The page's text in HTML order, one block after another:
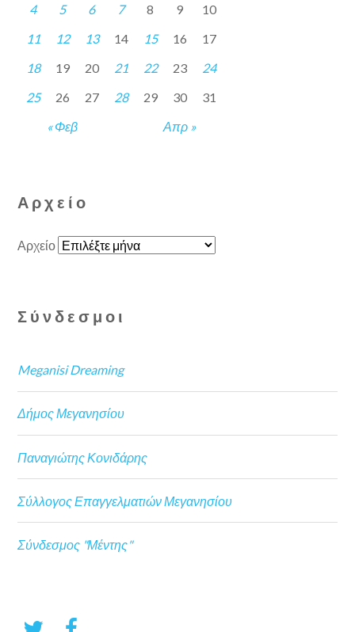
« Φεβ Απρ »
4
5 6 7 8 9
10
11
12 13 14 15 16
17
18
19 20 21 22 23
24
25
26 27 28 29 30 31
Αρχείο
Αρχείο
Σύνδεσμοι
Meganisi Dreaming
Δήμος Μεγανησίου
Παναγιώτης Κονιδάρης
Σύλλογος Επαγγελματιών Μεγανησίου
Σύνδεσμος "Μέντης"